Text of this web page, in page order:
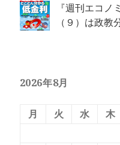
『週刊エコノ
（９）は政教
2026年8月
月 火 水 木